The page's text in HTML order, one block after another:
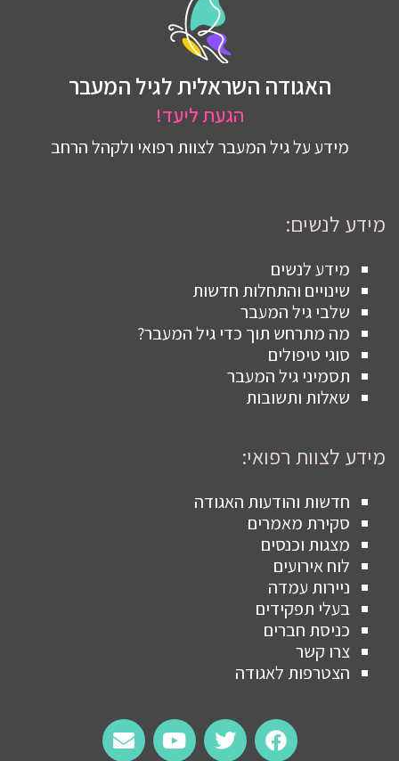
האגודה השראלית לגיל המעבר
הגעת ליעד!
מידע על גיל המעבר לצוות רפואי ולקהל הרחב
מידע לנשים:
מידע לנשים
שינויים והתחלות חדשות
שלבי גיל המעבר
מה מתרחש תוך כדי גיל המעבר?
סוגי טיפולים
תסמיני גיל המעבר
שאלות ותשובות
מידע לצוות רפואי:
חדשות והודעות האגודה
סקירת מאמרים
מצגות וכנסים
לוח אירועים
ניירות עמדה
בעלי תפקידים
כניסת חברים
צרו קשר
הצטרפות לאגודה